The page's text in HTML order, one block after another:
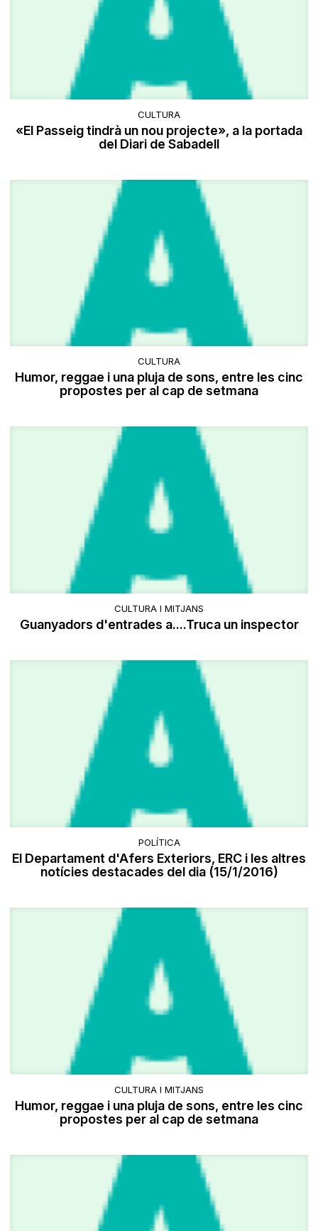
CULTURA
«El Passeig tindrà un nou projecte», a la portada
del Diari de Sabadell
CULTURA
Humor, reggae i una pluja de sons, entre les cinc
propostes per al cap de setmana
CULTURA I MITJANS
Guanyadors d'entrades a....Truca un inspector
POLÍTICA
El Departament d'Afers Exteriors, ERC i les altres
notícies destacades del dia (15/1/2016)
CULTURA I MITJANS
Humor, reggae i una pluja de sons, entre les cinc
propostes per al cap de setmana